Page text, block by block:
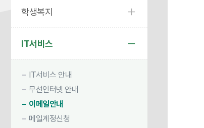
학생복지
IT서비스
IT서비스 안내
무선인터넷 안내
이메일안내
메일계정신청